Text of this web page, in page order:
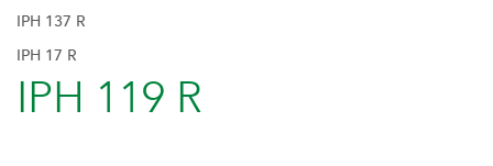
IPH 137 R
IPH 17 R
IPH 119 R